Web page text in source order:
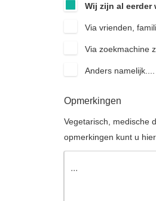
Wij zijn al eerder
Via vrienden,
Via zoekmachine
Anders
Opmerkingen
Vegetarisch, medische
opmerkingen kunt u